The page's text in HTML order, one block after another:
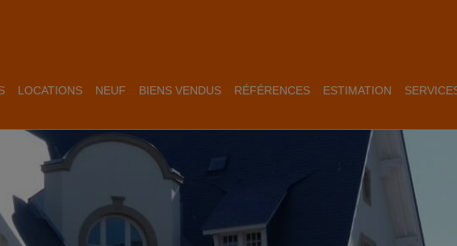
LOCATIONS NEUF BIENS VENDUS RÉFÉRENCES ESTIMATION